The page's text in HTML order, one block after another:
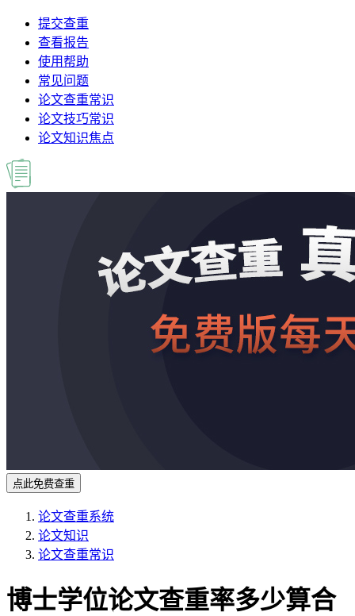
提交查重
查看报告
使用帮助
常见问题
论文查重常识
论文技巧常识
论文知识焦点
点此免费查重
论文查重系统
论文知识
论文查重常识
博士学位论文查重率多少算合